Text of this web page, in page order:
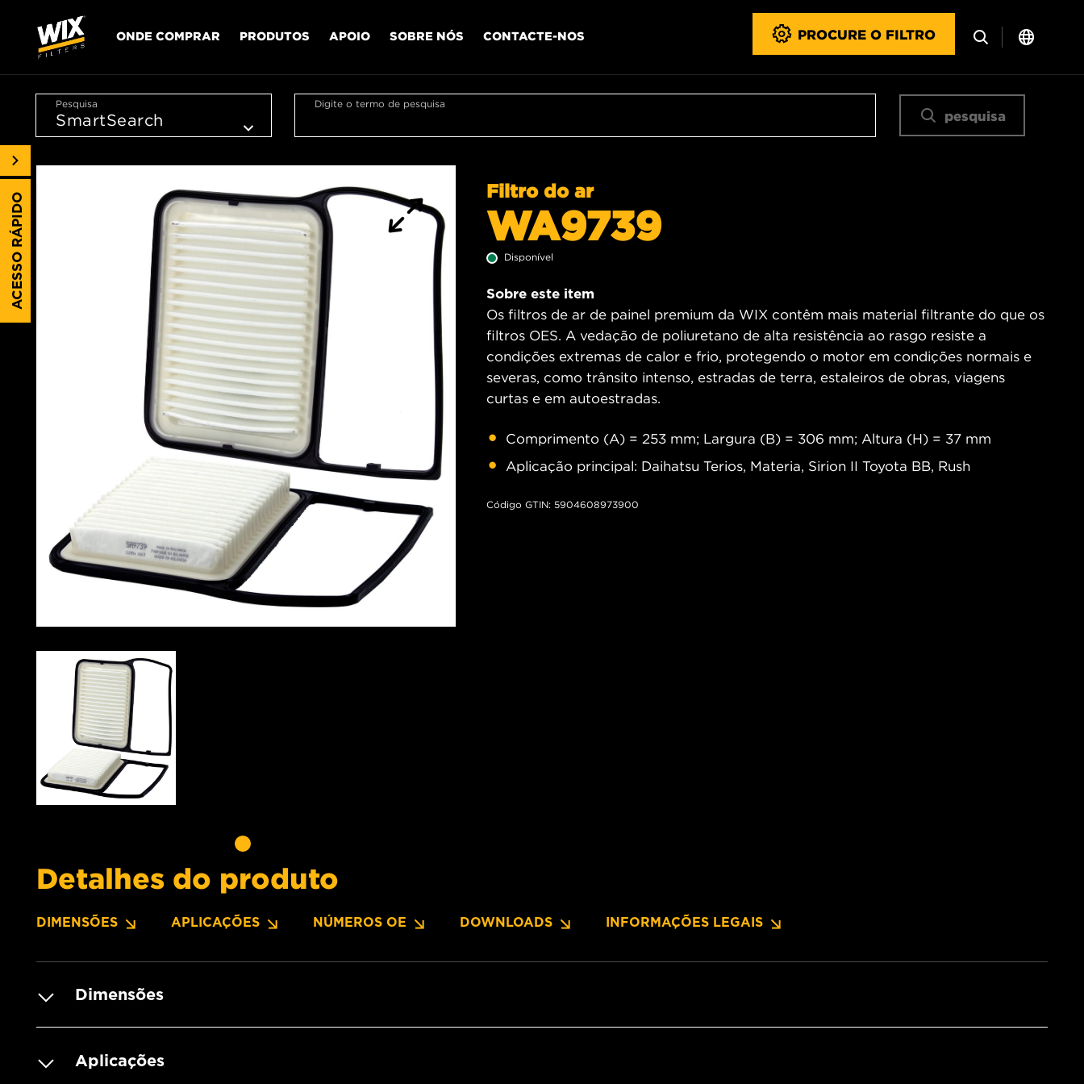
ONDE COMPRAR PRODUTOS APOIO SOBRE NÓS CONTACTE-NOS PROCURE O FILTRO
Pesquisa Digite o termo de pesquisa
pesquisa
Filtro do ar
WA9739
Disponível
Sobre este item
Os filtros de ar de painel premium da WIX contêm mais material filtrante do que os
filtros OES. A vedação de poliuretano de alta resistência ao rasgo resiste a
condições extremas de calor e frio, protegendo o motor em condições normais e
severas, como trânsito intenso, estradas de terra, estaleiros de obras, viagens
curtas e em autoestradas.
Comprimento (A) = 253 mm; Largura (B) = 306 mm; Altura (H) = 37 mm
Aplicação principal: Daihatsu Terios, Materia, Sirion II Toyota BB, Rush
Código GTIN: 5904608973900
Detalhes do produto
DIMENSÕES APLICAÇÕES NÚMEROS OE DOWNLOADS INFORMAÇÕES LEGAIS
Dimensões
Aplicações
ACESSO RÁPIDO